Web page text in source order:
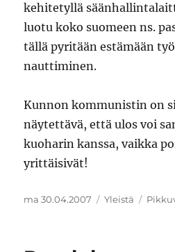
kehitetyllä
luotu koko suomeen ns.
tällä pyritään estämään
nauttiminen.
Kunnon kommunistin on
näytettävä, että ulos voi
kuoharin kanssa, vaikka
yrittäisivät!
Julkaistu
ma 30.04.2007 Kategoriat
Yleistä